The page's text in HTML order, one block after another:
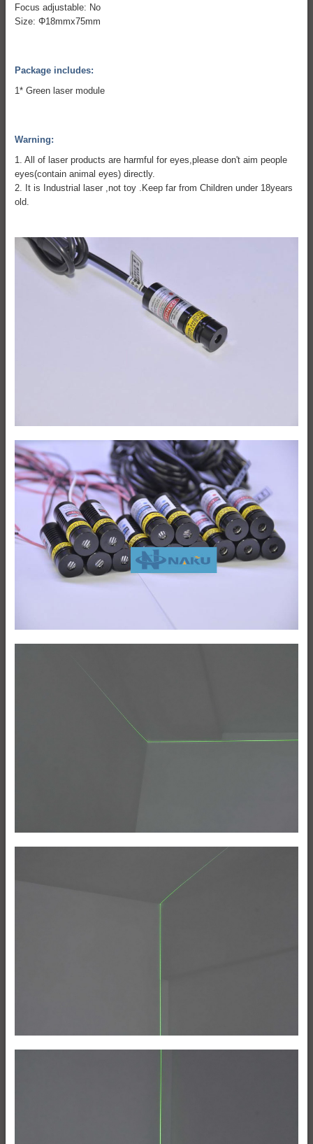
Focus adjustable: No
Size: Φ18mmx75mm
Package includes:
1* Green laser module
Warning:
1. All of laser products are harmful for eyes,please don't aim people
eyes(contain animal eyes) directly.
2. It is Industrial laser ,not toy .Keep far from Children under 18years
old.